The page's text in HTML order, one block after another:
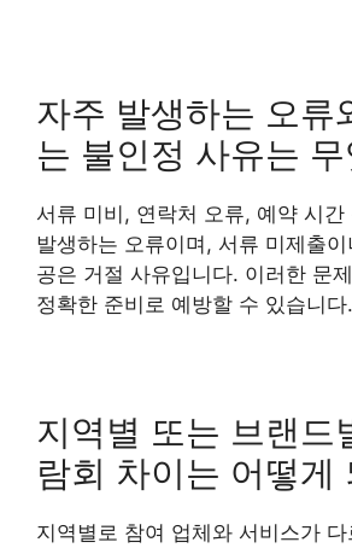
자주 발생하는 오류
는 불인정 사유는
서류 미비, 연락처 오류, 예약 시간
발생하는 오류이며, 서류 미제출
공은 거절 사유입니다. 이러한 문
정확한 준비로 예방할 수 있습니다.
지역별 또는 브랜드
람회 차이는 어떻게
지역별로 참여 업체와 서비스가